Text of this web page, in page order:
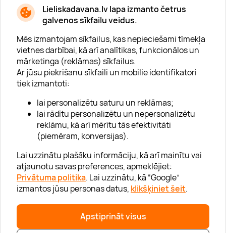
Lieliskadavana.lv lapa izmanto četrus
galvenos sīkfailu veidus.
Mēs izmantojam sīkfailus, kas nepieciešami tīmekļa
vietnes darbībai, kā arī analītikas, funkcionālos un
mārketinga (reklāmas) sīkfailus.
Ar jūsu piekrišanu sīkfaili un mobilie identifikatori
tiek izmantoti:
lai personalizētu saturu un reklāmas;
lai rādītu personalizētu un nepersonalizētu
reklāmu, kā arī mērītu tās efektivitāti
(piemēram, konversijas).
Lai uzzinātu plašāku informāciju, kā arī mainītu vai
atjaunotu savas preferences, apmeklējiet:
Privātuma politika. Lai uzzinātu, kā “Google”
izmantos jūsu personas datus, klikšķiniet šeit.
Apstiprināt visus
* Esmu iepazinies/usies ar privātuma politiku
Par "Lieliska dāvana"
Uzņēmumiem
Palīdzība
“GERA DOVANA” GRUPA